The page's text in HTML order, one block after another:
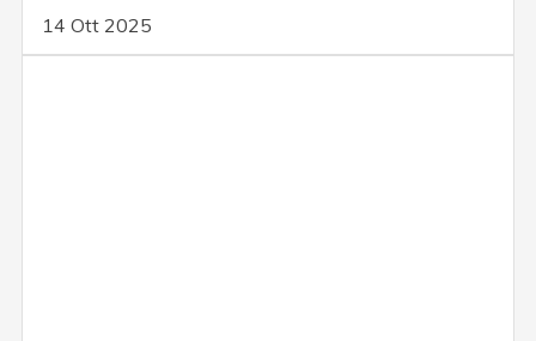
14 Ott 2025